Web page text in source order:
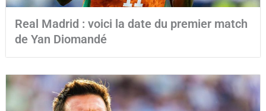
Real Madrid : voici la date du premier match
de Yan Diomandé